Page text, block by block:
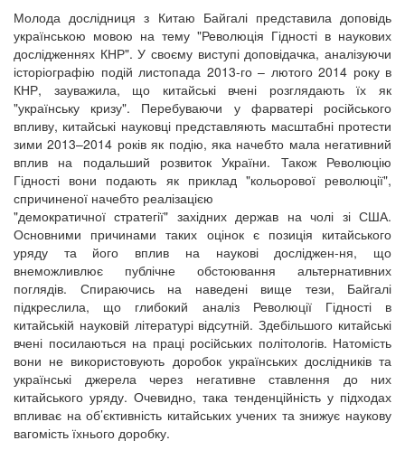
Молода дослідниця з Китаю Байгалі представила доповідь
українською мовою на тему "Революція Гідності в наукових
дослідженнях КНР". У своєму виступі доповідачка, аналізуючи
історіографію подій листопада 2013-го – лютого 2014 року в
КНР, зауважила, що китайські вчені розглядають їх як
"українську кризу". Перебуваючи у фарватері російського
впливу, китайські науковці представляють масштабні протести
зими 2013–2014 років як подію, яка начебто мала негативний
вплив на подальший розвиток України. Також Революцію
Гідності вони подають як приклад "кольорової революції",
спричиненої начебто реалізацією
"демократичної стратегії" західних держав на чолі зі США.
Основними причинами таких оцінок є позиція китайського
уряду та його вплив на наукові досліджен-ня, що
внеможливлює публічне обстоювання альтернативних
поглядів. Спираючись на наведені вище тези, Байгалі
підкреслила, що глибокий аналіз Революції Гідності в
китайській науковій літературі відсутній. Здебільшого китайські
вчені посилаються на праці російських політологів. Натомість
вони не використовують доробок українських дослідників та
українські джерела через негативне ставлення до них
китайського уряду. Очевидно, така тенденційність у підходах
впливає на об’єктивність китайських учених та знижує наукову
вагомість їхнього доробку.